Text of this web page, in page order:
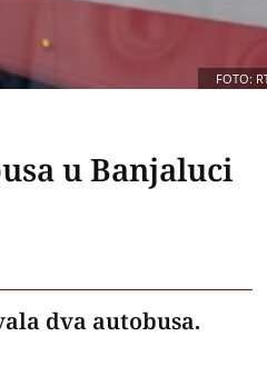
FOTO:
u Banjaluci
dva autobusa.